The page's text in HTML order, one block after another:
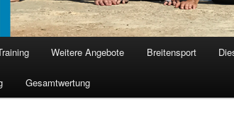
Weitere Angebote Breitensport
Gesamtwertung